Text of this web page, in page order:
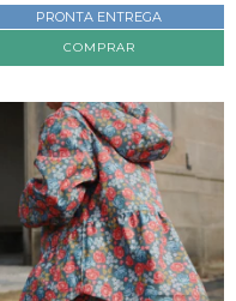
PRONTA ENTREGA
COMPRAR